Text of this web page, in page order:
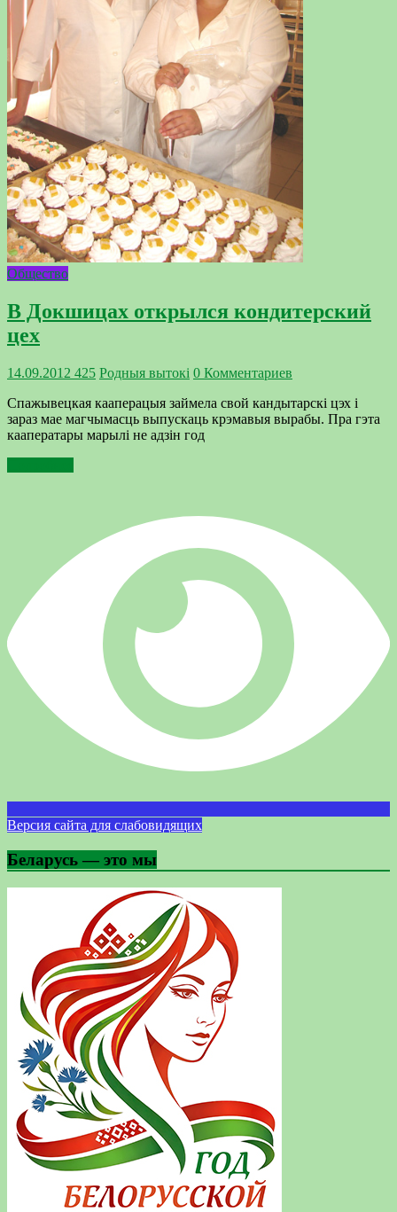
Общество
В Докшицах открылся кондитерский
цех
14.09.2012 425 Родныя вытокi 0 Комментариев
Спажывецкая кааперацыя займела свой кандытарскі цэх і
зараз мае магчымасць выпускаць крэмавыя вырабы. Пра гэта
кааператары марылі не адзін год
Версия сайта для слабовидящих
Беларусь — это мы